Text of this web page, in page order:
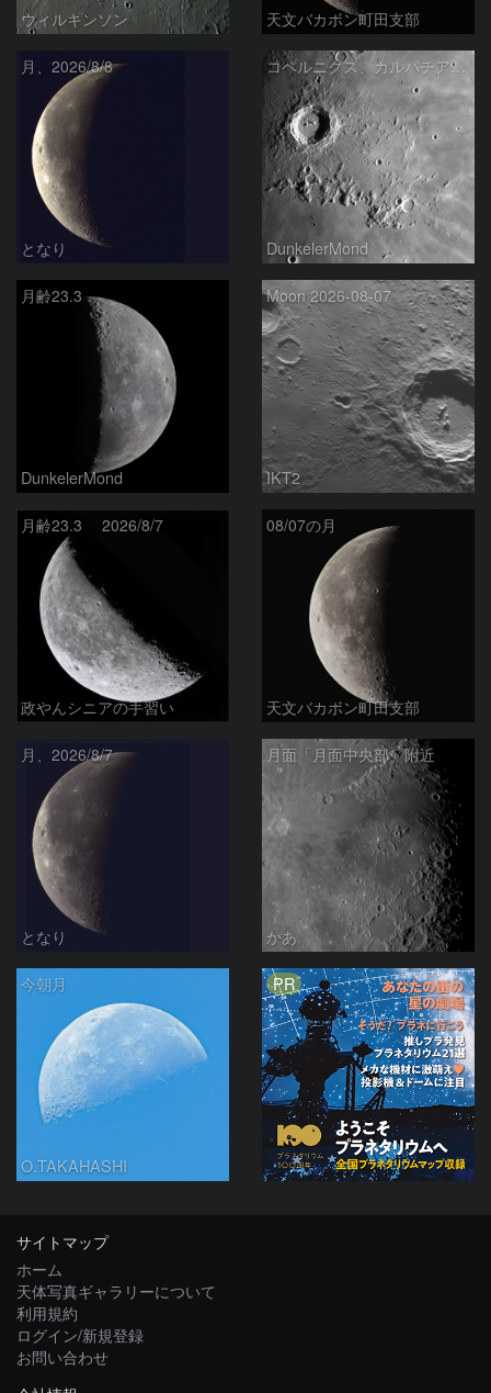
ウィルキンソン 天文バカボン町田支部
月、2026/8/8
となり
コペルニクス、カルパチア山脈付近
DunkelerMond
月齢23.3
DunkelerMond
Moon 2026-08-07
IKT2
月齢23.3 2026/8/7
政やんシニアの手習い
08/07の月
天文バカボン町田支部
月、2026/8/7
となり
月面「月面中央部」附近
かあ
今朝月
O.TAKAHASHI
PR
サイトマップ
ホーム
天体写真ギャラリーについて
利用規約
ログイン/新規登録
お問い合わせ